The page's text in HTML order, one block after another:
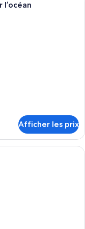
Afficher les prix
chaleureuse et bien